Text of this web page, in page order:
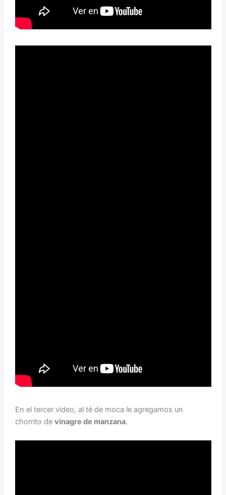
En el tercer video, al té de moca le agregamos un
chorrito de vinagre de manzana.